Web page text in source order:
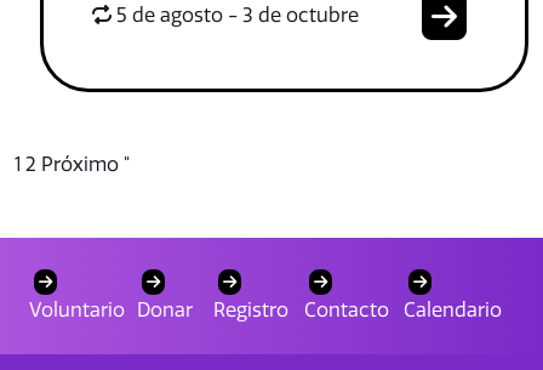
5 de agosto - 3 de octubre
1 2 Próximo "
Voluntario Donar Registro Contacto Calendario